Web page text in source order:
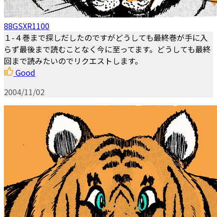
88GSXR1100
１-４巻まで探しだしたのですがどうしても最終巻が手に入
らず最後まで読むことなく今に至ってます。どうしても最終
回まで読みたいのでリクエストします。
Good
2004/11/02